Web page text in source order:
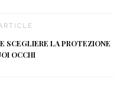
SCEGLIERE LA PROTEZIONE
OCCHI